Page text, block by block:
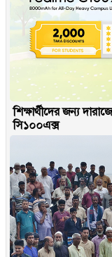
শিক্ষার্থীদের জন্য
সি১০০এক্স